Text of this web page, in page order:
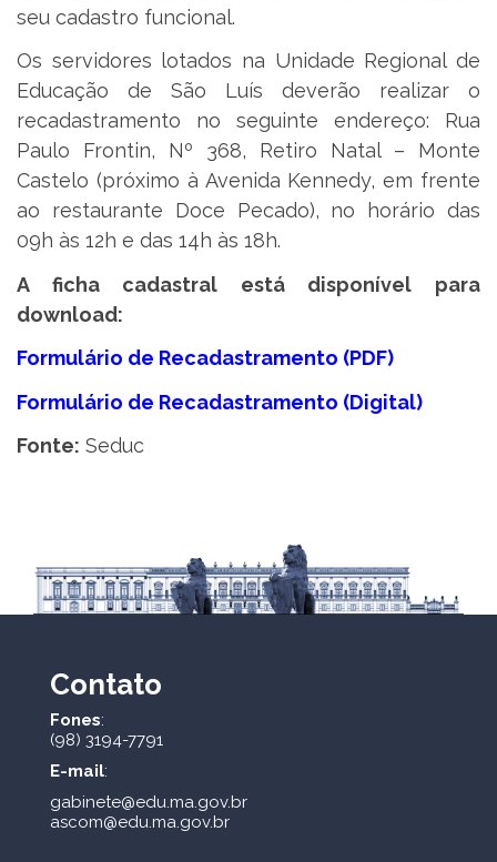
seu cadastro funcional.
Os servidores lotados na Unidade Regional de
Educação de São Luís deverão realizar o
recadastramento no seguinte endereço: Rua
Paulo Frontin, Nº 368, Retiro Natal – Monte
Castelo (próximo à Avenida Kennedy, em frente
ao restaurante Doce Pecado), no horário das
09h às 12h e das 14h às 18h.
A ficha cadastral está disponível para
download:
Formulário de Recadastramento (PDF)
Formulário de Recadastramento (Digital)
Fonte: Seduc
Contato
Fones:
(98) 3194-7791
E-mail:
gabinete@edu.ma.gov.br
ascom@edu.ma.gov.br